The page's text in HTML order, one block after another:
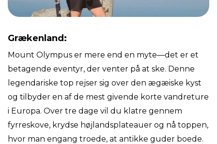
Grækenland:
Mount Olympus er mere end en myte—det er et
betagende eventyr, der venter på at ske. Denne
legendariske top rejser sig over den ægæiske kyst
og tilbyder en af de mest givende korte vandreture
i Europa. Over tre dage vil du klatre gennem
fyrreskove, krydse højlandsplateauer og nå toppen,
hvor man engang troede, at antikke guder boede.